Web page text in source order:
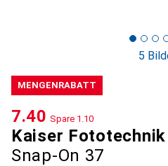
5
MENGENRABATT
Kaiser Fototechnik
Snap-On 37
CHF
7.40 Spare CHF
1.10